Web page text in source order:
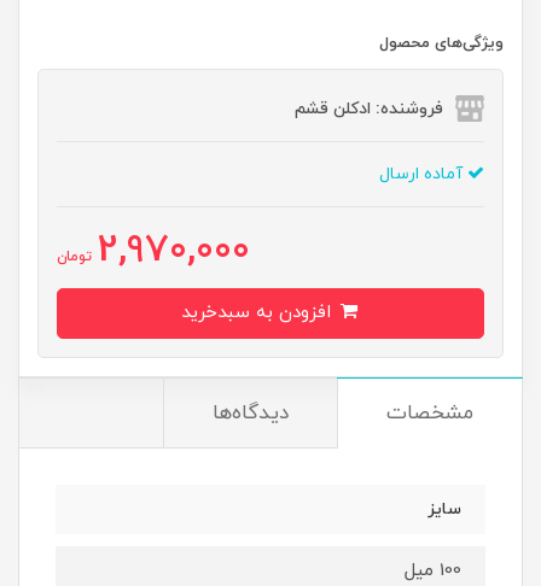
ویژگی‌های محصول
فروشنده: ادکلن قشم
آماده ارسال
2,970,000 تومان
مشخصات دیدگاه‌ها
سایز
100 میل